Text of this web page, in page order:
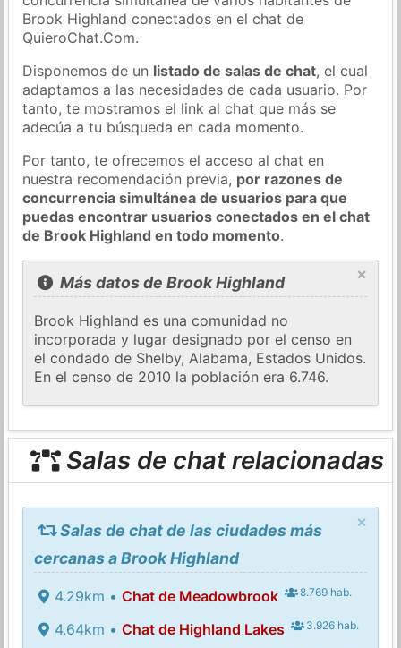
Brook Highland conectados en el chat de
QuieroChat.Com.
Disponemos de un listado de salas de chat, el cual
adaptamos a las necesidades de cada usuario. Por
tanto, te mostramos el link al chat que más se
adecúa a tu búsqueda en cada momento.
Por tanto, te ofrecemos el acceso al chat en
nuestra recomendación previa, por razones de
concurrencia simultánea de usuarios para que
puedas encontrar usuarios conectados en el chat
de Brook Highland en todo momento.
×
Más datos de Brook Highland
Brook Highland es una comunidad no
incorporada y lugar designado por el censo en
el condado de Shelby, Alabama, Estados Unidos.
En el censo de 2010 la población era 6.746.
Salas de chat relacionadas
×
Salas de chat de las ciudades más
cercanas a Brook Highland
4.29km • Chat de Meadowbrook 8.769 hab.
4.64km • Chat de Highland Lakes 3.926 hab.